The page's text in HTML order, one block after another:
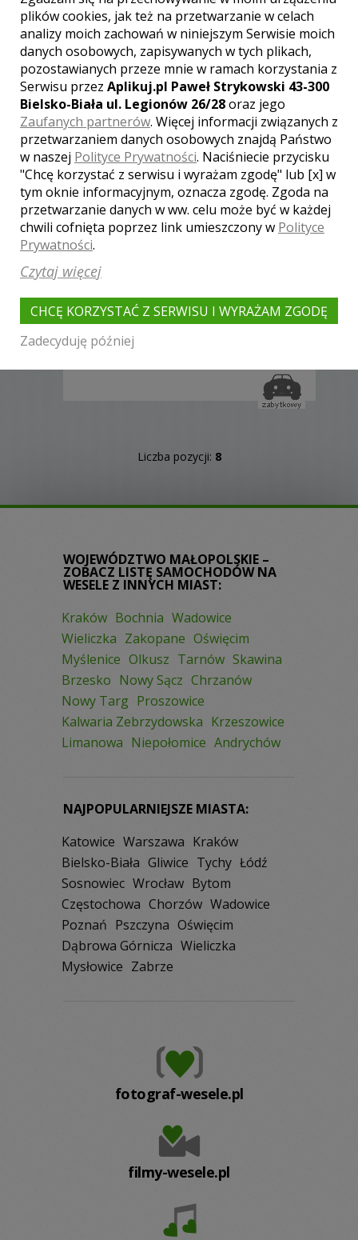
To legendarny muscle car z roku
1988, którego nikt nie musi ...
250.00 ZŁ
7706
WARSZAWA 224 BIAŁA IDEALNA NA ŚLUB
KRAKÓW
Zapraszamy do teraźniejszej podróży w
polskiej motoryzacji ...
Liczba pozycji: 8
WOJEWÓDZTWO MAŁOPOLSKIE –
ZOBACZ LISTĘ SAMOCHODÓW NA
WESELE Z INNYCH MIAST:
Kraków Bochnia Wadowice
Wieliczka Zakopane Oświęcim
Myślenice Olkusz Tarnów Skawina
Brzesko Nowy Sącz Chrzanów
Nowy Targ Proszowice
Kalwaria Zebrzydowska Krzeszowice
Limanowa Niepołomice Andrychów
NAJPOPULARNIEJSZE MIASTA:
Katowice Warszawa Kraków
Bielsko-Biała Gliwice Tychy Łódź
Sosnowiec Wrocław Bytom
Częstochowa Chorzów Wadowice
Poznań Pszczyna Oświęcim
Dąbrowa Górnicza Wieliczka
Mysłowice Zabrze
fotograf-wesele.pl
filmy-wesele.pl
plików cookies, jak też na przetwarzanie w celach
analizy moich zachowań w niniejszym Serwisie moich
danych osobowych, zapisywanych w tych plikach,
pozostawianych przeze mnie w ramach korzystania z
Serwisu przez Aplikuj.pl Paweł Strykowski 43-300
Bielsko-Biała ul. Legionów 26/28oraz jego
Zaufanych partnerów. Więcej informacji związanych z
przetwarzaniem danych osobowych znajdą Państwo
w naszej Polityce Prywatności. Naciśniecie przycisku
"Chcę korzystać z serwisu i wyrażam zgodę" lub [x] w
tym oknie informacyjnym, oznacza zgodę. Zgoda na
przetwarzanie danych w ww. celu może być w każdej
chwili cofnięta poprzez link umieszczony w Polityce
Prywatności.
Czytaj więcej
CHCĘ KORZYSTAĆ Z SERWISU I WYRAŻAM ZGODĘ
Zadecyduję później